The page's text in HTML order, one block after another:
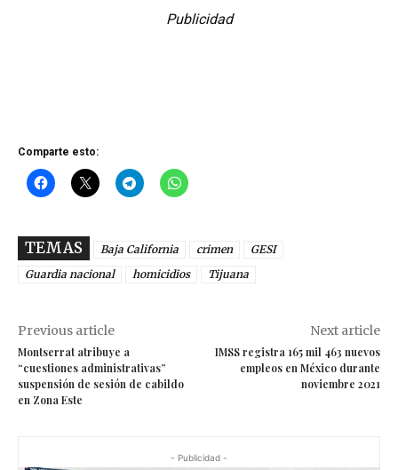
Publicidad
Comparte esto:
TEMAS Baja California crimen
GESI
Guardia nacional
homicidios Tijuana
Previous article
Montserrat atribuye a
“cuestiones administrativas”
suspensión de sesión de cabildo
en Zona Este
Next article
IMSS registra 165 mil 463 nuevos
empleos en México durante
noviembre 2021
- Publicidad -